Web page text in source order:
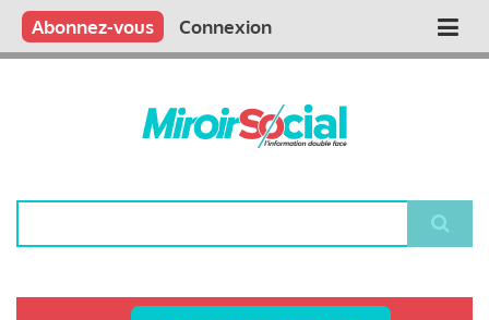
Aller
contenu
Main
Qui sommes nous ?
Vous publiez
Nous publions
Contactez-nous
Abonnez-vous Connexion